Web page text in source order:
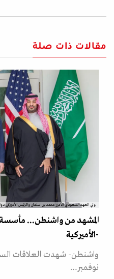
مقالات ذات صلة
ولي العهد السعودي الأمير محمد بن سلمان والرئيس الأميركي دونالد ترمب
المشهد من واشنطن... مأسسة
-الأميركية
نوفمبر…